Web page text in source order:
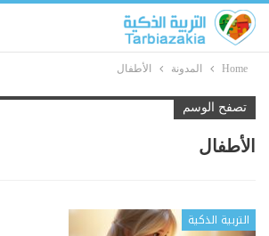
Home المدونة الأطفال
تصفح الوسم
الأطفال
التربية الذكية